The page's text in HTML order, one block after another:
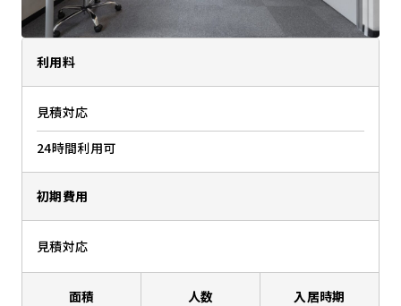
利用料
見積対応
24時間利用可
初期費用
見積対応
面積 人数 入居時期